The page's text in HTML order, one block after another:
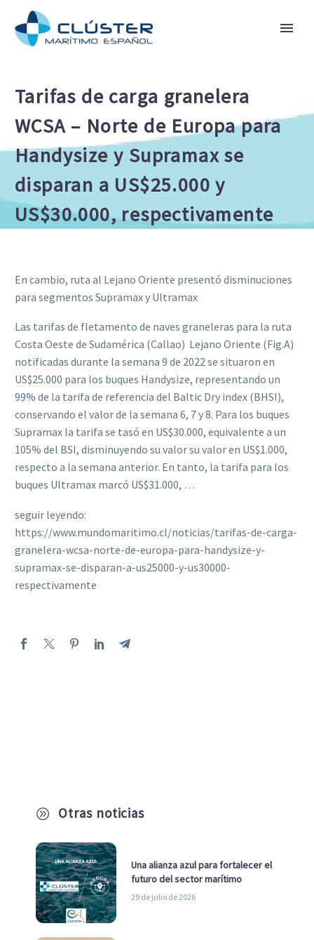
Tarifas de carga granelera
WCSA – Norte de Europa para
Handysize y Supramax se
disparan a US$25.000 y
US$30.000, respectivamente
A Otras noticias
Una alianza azul para fortalecer el
futuro del sector marítimo
29 de julio de 2026
En cambio, ruta al Lejano Oriente presentó disminuciones
para segmentos Supramax y Ultramax
Las tarifas de fletamento de naves graneleras para la ruta
Costa Oeste de Sudamérica (Callao)  Lejano Oriente (Fig.A)
notificadas durante la semana 9 de 2022 se situaron en
US$25.000 para los buques Handysize, representando un
99% de la tarifa de referencia del Baltic Dry index (BHSI),
conservando el valor de la semana 6, 7 y 8. Para los buques
Supramax la tarifa se tasó en US$30.000, equivalente a un
105% del BSI, disminuyendo su valor su valor en US$1.000,
respecto a la semana anterior. En tanto, la tarifa para los
buques Ultramax marcó US$31.000, …
seguir leyendo:
https://www.mundomaritimo.cl/noticias/tarifas-de-carga-
granelera-wcsa-norte-de-europa-para-handysize-y-
supramax-se-disparan-a-us25000-y-us30000-
respectivamente